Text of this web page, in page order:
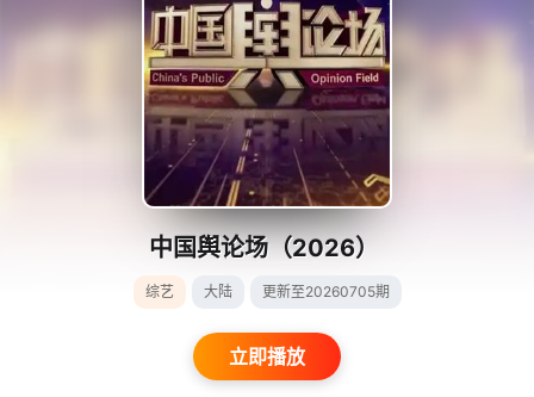
中国舆论场（2026）
综艺 大陆 更新至20260705期
立即播放